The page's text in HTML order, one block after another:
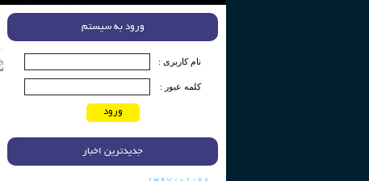
ورود به سیستم
نام کاربری :
کلمه عبور :
ورود
جدیدترین اخبار